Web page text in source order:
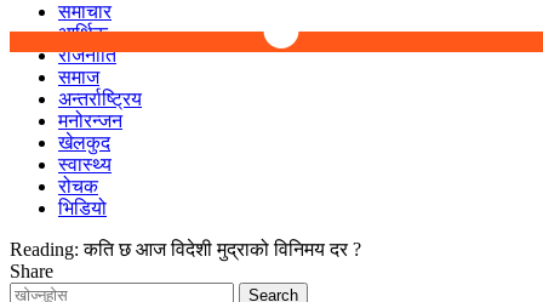
समाचार
आर्थिक
राजनीति
समाज
अन्तर्राष्ट्रिय
मनोरन्जन
खेलकुद
स्वास्थ्य
रोचक
भिडियो
Reading: कति छ आज विदेशी मुद्राको विनिमय दर ?
Share